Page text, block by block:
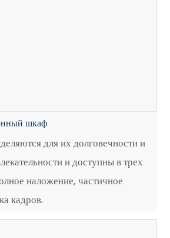
шкаф
для их долговечности и
и доступны в трех
наложение, частичное
кадров.